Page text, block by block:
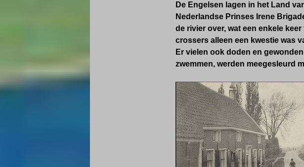
De Engelsen lagen in het Land
Nederlandse Prinses Irene
de rivier over, wat een enkele
crossers alleen een kwestie was
Er vielen ook doden en
zwemmen, werden meegesleurd